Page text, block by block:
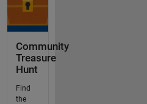
Community
Treasure
Hunt
Find
the